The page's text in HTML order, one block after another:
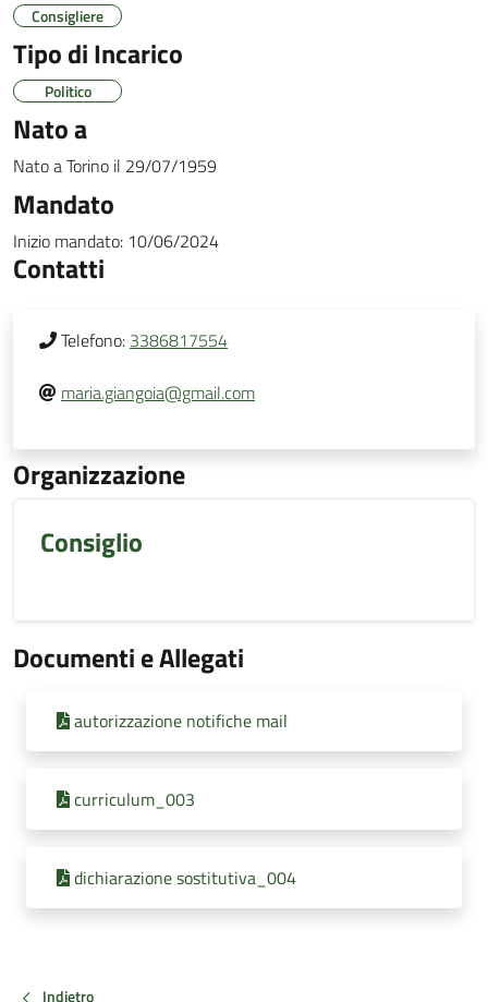
Consigliere
Tipo di Incarico
Politico
Nato a
Nato aTorino il 29/07/1959
Mandato
Inizio mandato: 10/06/2024
Contatti
Telefono: 3386817554
maria.giangoia@gmail.com
Organizzazione
Consiglio
Documenti e Allegati
autorizzazione notifiche mail
curriculum_003
dichiarazione sostitutiva_004
Indietro